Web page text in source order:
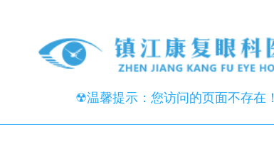
☢温馨提示：您访问的页面不存在！